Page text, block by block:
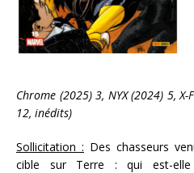
Chrome (2025) 3, NYX (2024) 5,
12, inédits)
Sollicitation : Des chasseurs
cible sur Terre : qui est-